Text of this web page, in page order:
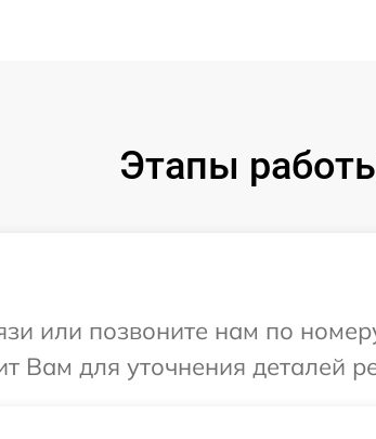
Этапы
или позвоните нам по
Вам для уточнения деталей